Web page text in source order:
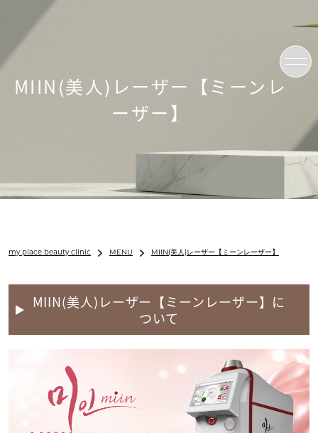
MIIN(美人)レーザー【ミーンレ
ーザー】
my place beauty clinic MENU MIIN(美人)レーザー【ミーンレーザー】
MIIN(美人)レーザー【ミーンレーザー】に
ついて